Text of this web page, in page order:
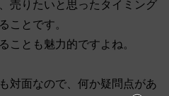
売りたいと思ったタイミング
ことです。
ことも魅力的ですよね。
対面なので、何か疑問点があ